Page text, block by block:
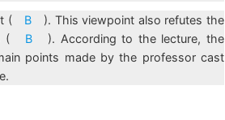
( B). This viewpoint also refutes the
( B). According to the lecture, the
points made by the professor cast